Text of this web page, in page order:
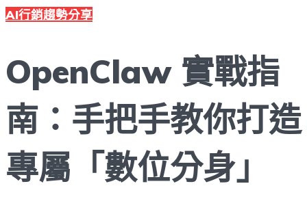
AI行銷趨勢分享
OpenClaw 實戰指
南：手把手教你打造
專屬「數位分身」